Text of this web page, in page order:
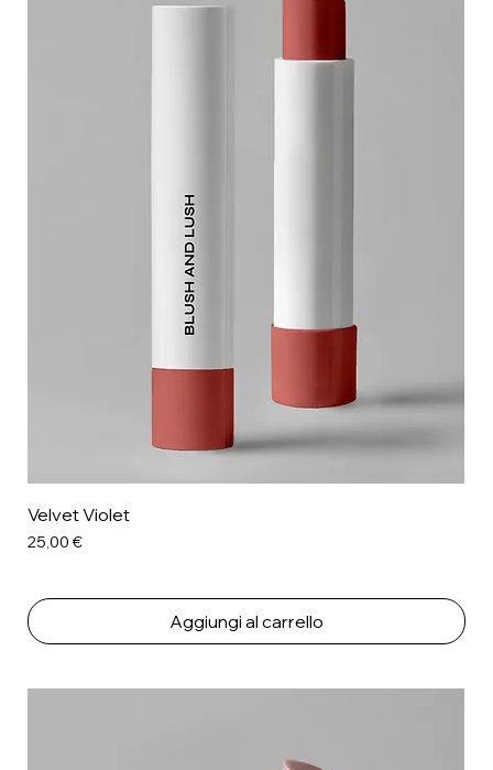
Velvet Violet
Prezzo
25,00 €
Aggiungi al carrello